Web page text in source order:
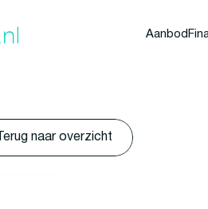
Aanbod
Terug naar overzicht